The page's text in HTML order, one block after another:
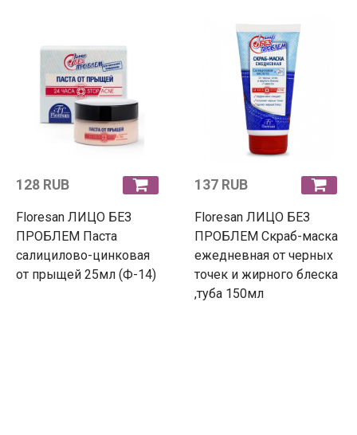
128 RUB
Floresan ЛИЦО БЕЗ
ПРОБЛЕМ Паста
салицилово-цинковая
от прыщей 25мл (Ф-14)
137 RUB
Floresan ЛИЦО БЕЗ
ПРОБЛЕМ Скраб-маска
ежедневная от черных
точек и жирного блеска
,туба 150мл